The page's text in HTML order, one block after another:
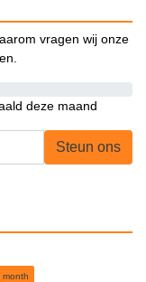
vragen wij onze
deze maand
Steun ons
month